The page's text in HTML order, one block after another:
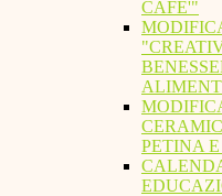
CAFE'"
PETINA